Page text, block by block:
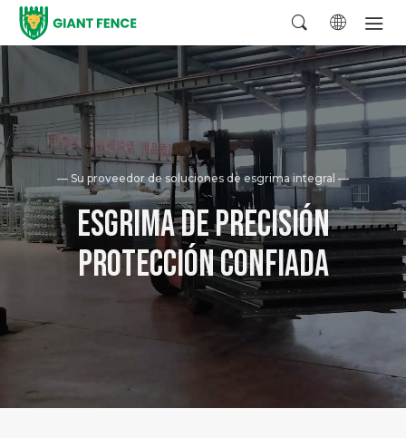
— Su proveedor de soluciones de esgrima integral —
ESGRIMA DE PRECISIÓN
PROTECCIÓN CONFIADA